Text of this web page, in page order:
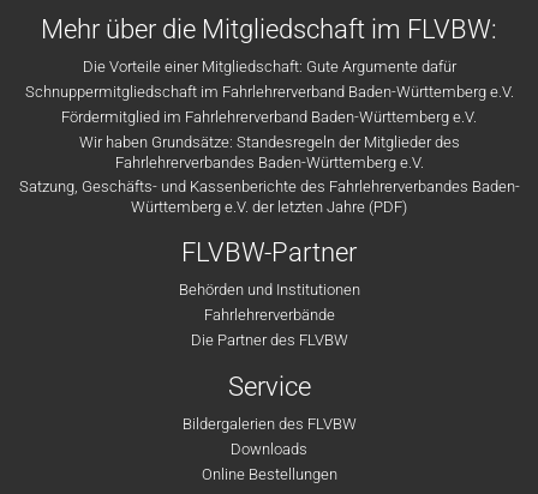
Mehr über die Mitgliedschaft im FLVBW:
Die Vorteile einer Mitgliedschaft: Gute Argumente dafür
Schnuppermitgliedschaft im Fahrlehrerverband Baden-Württemberg e.V.
Fördermitglied im Fahrlehrerverband Baden-Württemberg e.V.
Wir haben Grundsätze: Standesregeln der Mitglieder des
Fahrlehrerverbandes Baden-Württemberg e.V.
Satzung, Geschäfts- und Kassenberichte des Fahrlehrerverbandes Baden-
Württemberg e.V. der letzten Jahre (PDF)
FLVBW-Partner
Behörden und Institutionen
Fahrlehrerverbände
Die Partner des FLVBW
Service
Bildergalerien des FLVBW
Downloads
Online Bestellungen